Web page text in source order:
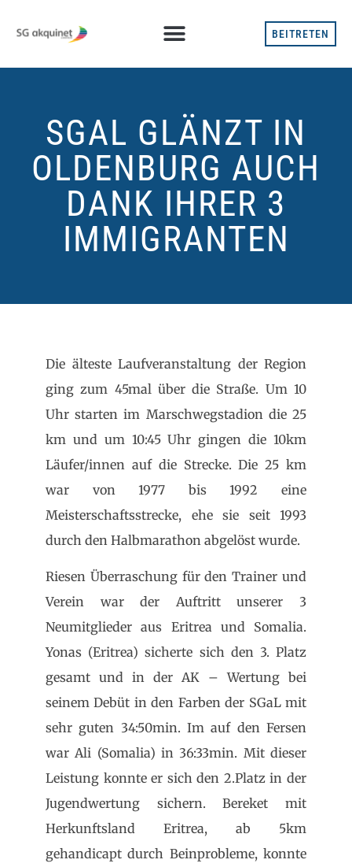
BEITRETEN
SGAL GLÄNZT IN
OLDENBURG AUCH
DANK IHRER 3
IMMIGRANTEN
Die älteste Laufveranstaltung der Region
ging zum 45mal über die Straße. Um 10
Uhr starten im Marschwegstadion die 25
km und um 10:45 Uhr gingen die 10km
Läufer/innen auf die Strecke. Die 25 km
war von 1977 bis 1992 eine
Meisterschaftsstrecke, ehe sie seit 1993
durch den Halbmarathon abgelöst wurde.
Riesen Überraschung für den Trainer und
Verein war der Auftritt unserer 3
Neumitglieder aus Eritrea und Somalia.
Yonas (Eritrea) sicherte sich den 3. Platz
gesamt und in der AK – Wertung bei
seinem Debüt in den Farben der SGaL mit
sehr guten 34:50min. Im auf den Fersen
war Ali (Somalia) in 36:33min. Mit dieser
Leistung konnte er sich den 2.Platz in der
Jugendwertung sichern. Bereket mit
Herkunftsland Eritrea, ab 5km
gehandicapt durch Beinprobleme, konnte